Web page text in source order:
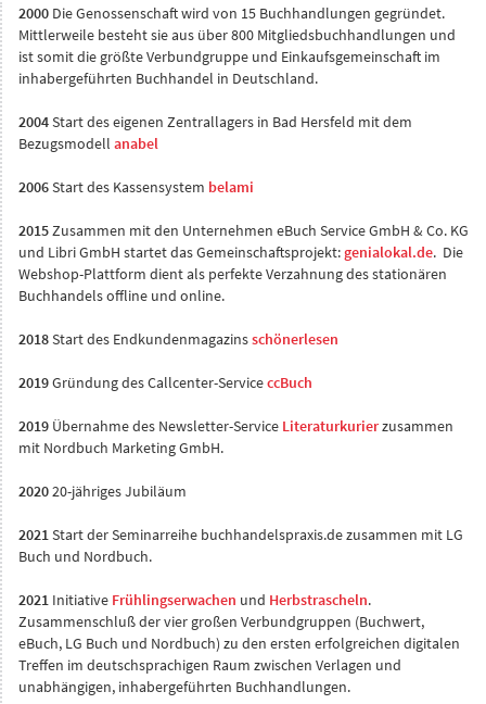
2000 Die Genossenschaft wird von 15 Buchhandlungen gegründet.
Mittlerweile besteht sie aus über 800 Mitgliedsbuchhandlungen und
ist somit die größte Verbundgruppe und Einkaufsgemeinschaft im
inhabergeführten Buchhandel in Deutschland.
2004Start des eigenen Zentrallagers in Bad Hersfeld mit dem
Bezugsmodell anabel
2006Start des Kassensystem belami
2015Zusammen mit den Unternehmen eBuch Service GmbH & Co. KG
und Libri GmbH startet das Gemeinschaftsprojekt:genialokal.de. Die
Webshop-Plattform dient als perfekte Verzahnung des stationären
Buchhandels offline und online.
2018Start des Endkundenmagazinsschönerlesen
2019Gründung des Callcenter-ServiceccBuch
2019 Übernahme des Newsletter-Service Literaturkurierzusammen
mit Nordbuch Marketing GmbH.
202020-jähriges Jubiläum
2021Start der Seminarreihe buchhandelspraxis.de zusammen mit LG
Buch und Nordbuch.
2021 Initiative Frühlingserwachen und Herbstrascheln.
Zusammenschluß der vier großen Verbundgruppen (Buchwert,
eBuch, LG Buch und Nordbuch) zu den ersten erfolgreichen digitalen
Treffen im deutschsprachigen Raum zwischen Verlagen und
unabhängigen, inhabergeführten Buchhandlungen.